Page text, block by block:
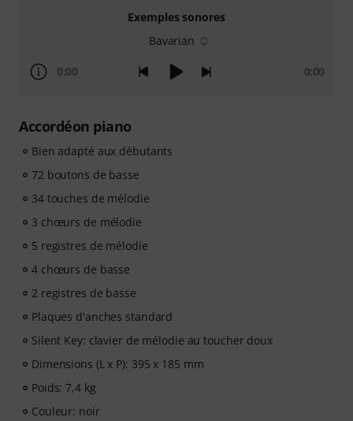
Exemples sonores
Bavarian
0:00 0:00
Accordéon piano
Bien adapté aux débutants
72 boutons de basse
34 touches de mélodie
3 chœurs de mélodie
5 registres de mélodie
4 chœurs de basse
2 registres de basse
Plaques d'anches standard
Silent Key: clavier de mélodie au toucher doux
Dimensions (L x P): 395 x 185 mm
Poids: 7,4 kg
Couleur: noir